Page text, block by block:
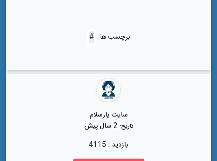
برچسب ها:
سایت یارسلام
تاریخ: 2 سال پیش
بازدید : 4115